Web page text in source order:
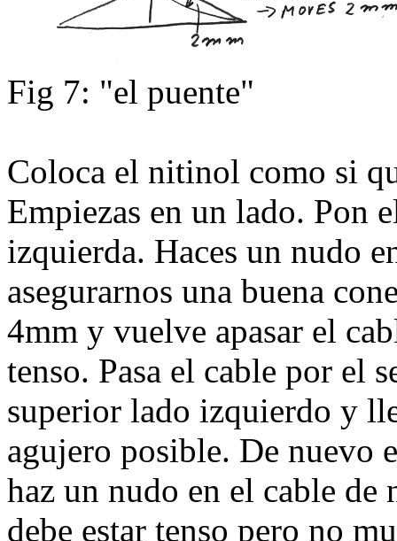
Fig 7: "el puente"
Coloca el nitinol como si
Empiezas en un lado. Pon
izquierda. Haces un nudo
asegurarnos una buena
4mm y vuelve apasar el
tenso. Pasa el cable por el
superior lado izquierdo y
agujero posible. De nuevo
haz un nudo en el cable
debe estar tenso pero no